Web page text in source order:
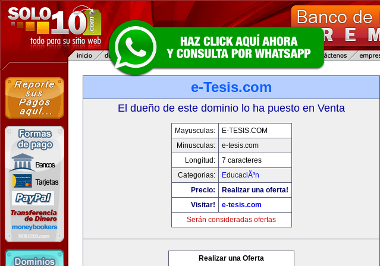
e-Tesis.com
El dueño de este dominio lo ha puesto en Venta
Mayusculas:
E-TESIS.COM
Minusculas:
e-tesis.com
Longitud:
7 caracteres
Categorias:
EducaciÃ³n
Precio:
Realizar una oferta!
Visitar!
e-tesis.com
Serán consideradas ofertas
Realizar una Oferta